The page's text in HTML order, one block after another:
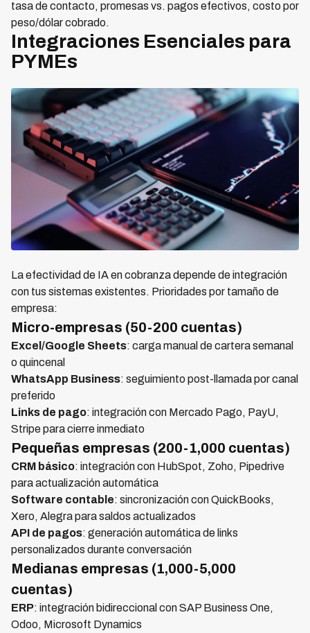
tasa de contacto, promesas vs. pagos efectivos, costo por
peso/dólar cobrado.
Integraciones Esenciales para
PYMEs
La efectividad de IA en cobranza depende de integración
con tus sistemas existentes. Prioridades por tamaño de
empresa:
Micro-empresas (50-200 cuentas)
Excel/Google Sheets: carga manual de cartera semanal
o quincenal
WhatsApp Business: seguimiento post-llamada por canal
preferido
Links de pago: integración con Mercado Pago, PayU,
Stripe para cierre inmediato
Pequeñas empresas (200-1,000 cuentas)
CRM básico: integración con HubSpot, Zoho, Pipedrive
para actualización automática
Software contable: sincronización con QuickBooks,
Xero, Alegra para saldos actualizados
API de pagos: generación automática de links
personalizados durante conversación
Medianas empresas (1,000-5,000
cuentas)
ERP: integración bidireccional con SAP Business One,
Odoo, Microsoft Dynamics